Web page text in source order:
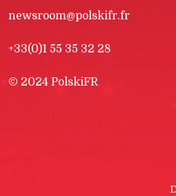
newsroom@polskifr.fr
+33(0)1 55 35 32 28
© 2024 PolskiFR